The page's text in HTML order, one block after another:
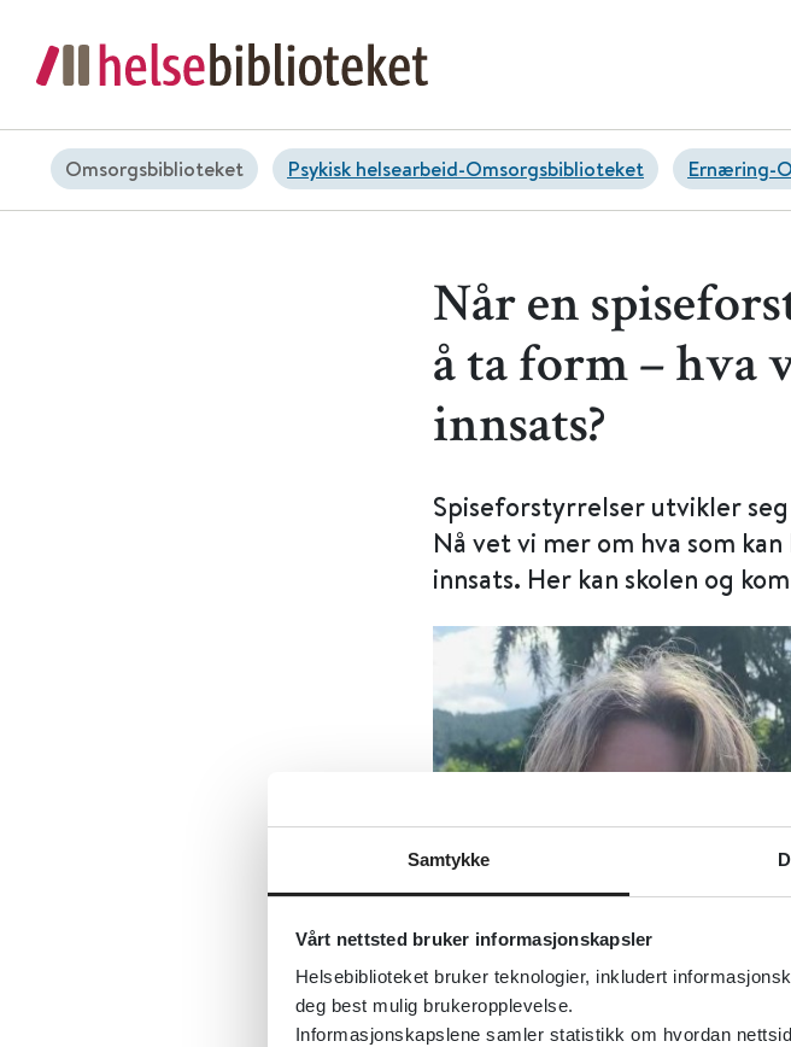
Samtykke
Vårt nettsted bruker informasjonskapsler
Helsebiblioteket bruker teknologier, inkludert
deg best mulig brukeropplevelse.
Informasjonskapslene samler statistikk om hvordan
Omsorgsbiblioteket Psykisk helsearbeid-Omsorgsbiblioteket Ernæring-
Når en
å ta form – hva
innsats?
Spiseforstyrrelser utvikler
Nå vet vi mer om hva som
innsats. Her kan skolen og